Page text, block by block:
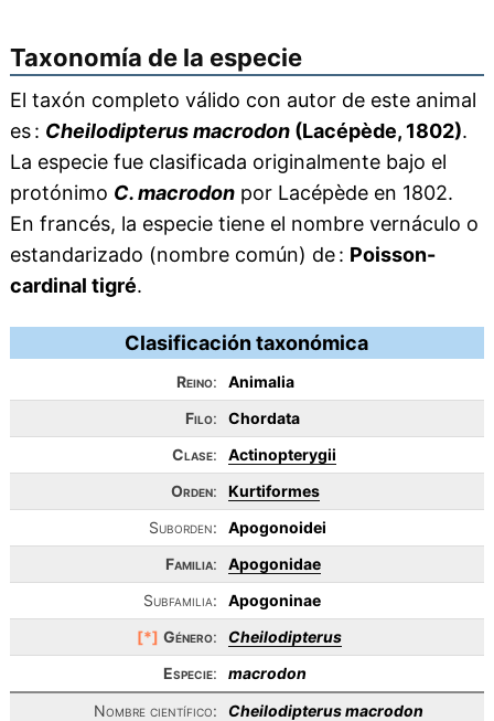
Taxonomía de la especie
El taxón completo válido con autor de este animal
es : Cheilodipterus macrodon(Lacépède, 1802).
La especie fue clasificada originalmente bajo el
protónimo C. macrodonpor Lacépède en 1802.
En francés, la especie tiene el nombre vernáculo o
estandarizado (nombre común) de : Poisson-
cardinal tigré.
Clasificación taxonómica
Reino:
Animalia
Filo:
Chordata
Clase:
Actinopterygii
Orden:
Kurtiformes
Suborden:
Apogonoidei
Familia:
Apogonidae
Subfamilia:
Apogoninae
[*] Género:
Cheilodipterus
Especie:
macrodon
Nombre científico:
Cheilodipterus macrodon